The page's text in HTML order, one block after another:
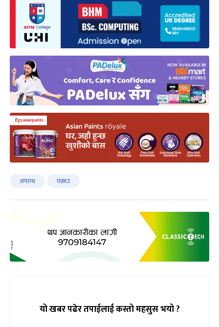
अपराध पक्राउ
यो खबर पढेर तपाईलाई कस्तो महसुस भयो ?